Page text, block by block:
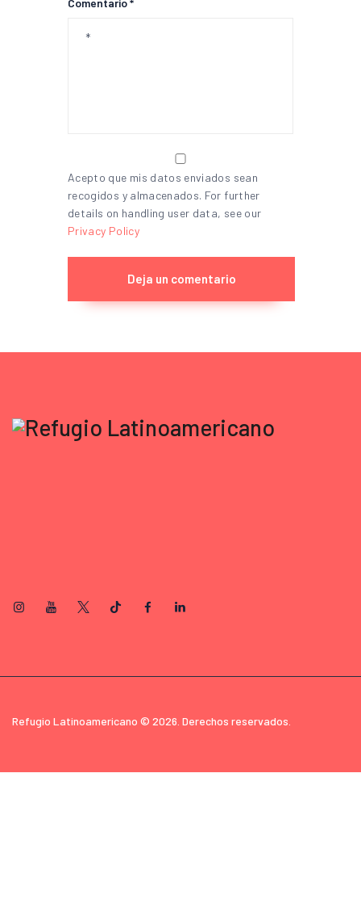
Acepto que mis datos enviados sean
recogidos y almacenados. For further
details on handling user data, see our
Privacy Policy
Refugio Latinoamericano © 2026. Derechos reservados.